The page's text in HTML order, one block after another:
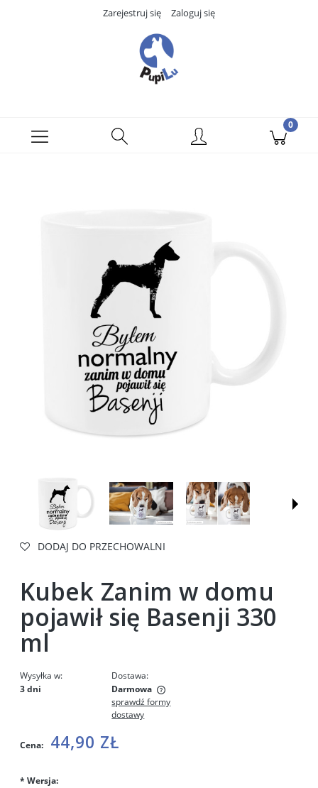
Zarejestruj się Zaloguj się
DODAJ DO PRZECHOWALNI
Kubek Zanim w domu
pojawił się Basenji 330
ml
Wysyłka w:
3 dni
Dostawa:
Darmowa
Cena nie zawiera ewentualnych kosztów płatności
sprawdź formy
dostawy
Cena: 44,90 ZŁ
* Wersja: